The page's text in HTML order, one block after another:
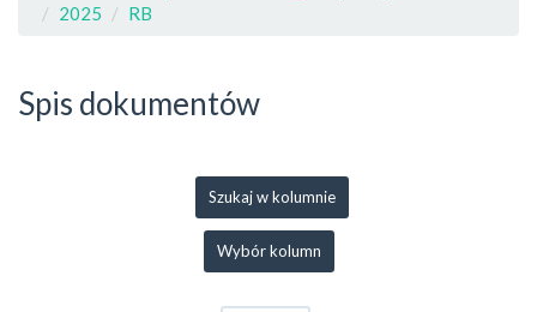
2025
RB
Spis dokumentów
Szukaj w kolumnie
Wybór kolumn